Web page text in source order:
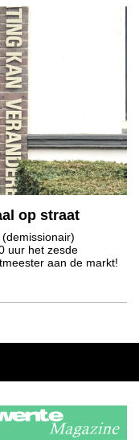
op straat
uur het zesde
aan de markt!